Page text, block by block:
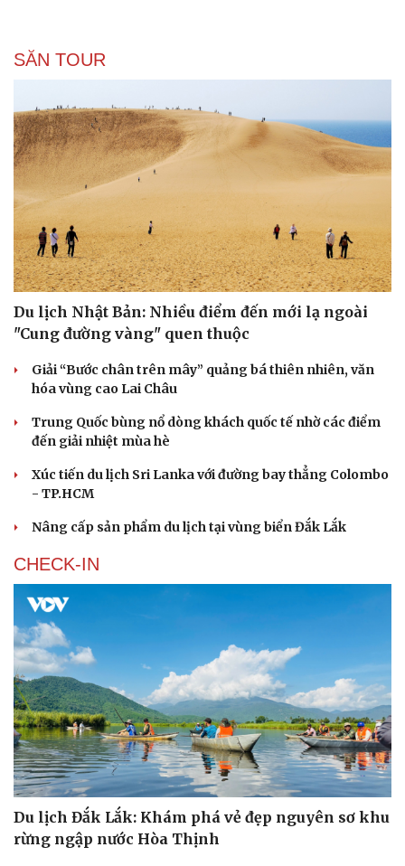
Bóng đá
Lịch thi đấu bóng đá
Thế giới thể thao
eSports
Hậu trường
Ô tô
SĂN TOUR
Du lịch Nhật Bản: Nhiều điểm đến mới lạ ngoài
"Cung đường vàng" quen thuộc
Giải “Bước chân trên mây” quảng bá thiên nhiên, văn
hóa vùng cao Lai Châu
Trung Quốc bùng nổ dòng khách quốc tế nhờ các điểm
đến giải nhiệt mùa hè
Xúc tiến du lịch Sri Lanka với đường bay thẳng Colombo
- TP.HCM
Nâng cấp sản phẩm du lịch tại vùng biển Đắk Lắk
CHECK-IN
Du lịch Đắk Lắk: Khám phá vẻ đẹp nguyên sơ khu
rừng ngập nước Hòa Thịnh